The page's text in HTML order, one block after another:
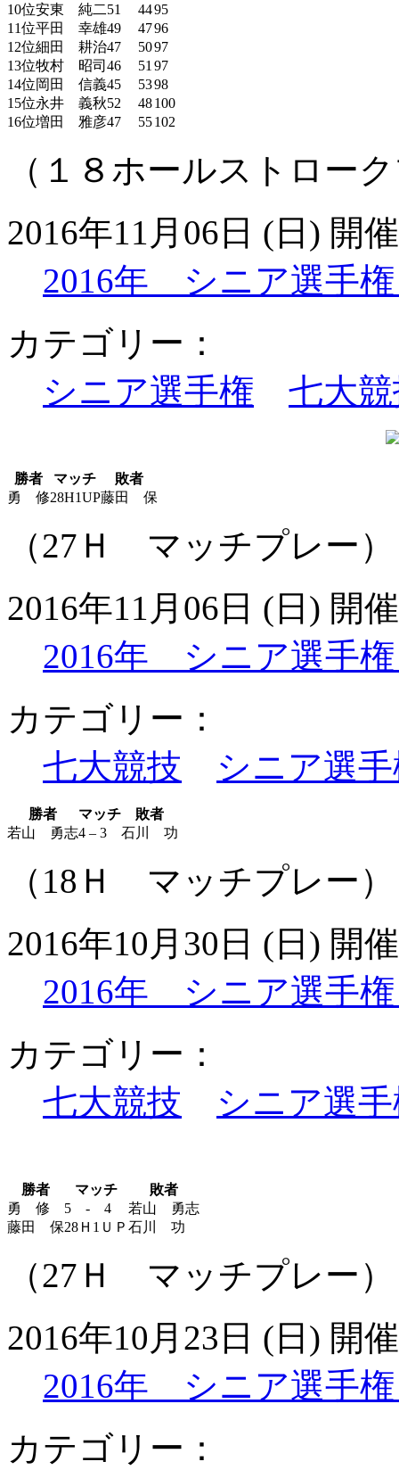
10位安東 純二51 4495
11位平田 幸雄49 4796
12位細田 耕治47 5097
13位牧村 昭司 46 51 97
14位岡田 信義45 5398
15位永井 義秋52 48100
16位増田 雅彦47 55102
（１８ホールストロ
2016年11月06日 (日) 開催
2016年 シニア選手
カテゴリー：
シニア選手権
七大
勝者 マッチ
敗者
勇 修28H1UP藤田 保
（27Ｈ マッチプレー）
2016年11月06日 (日) 開催
2016年 シニア選手権
カテゴリー：
七大競技
シニア選
勝者 マッチ
敗者
若山 勇志4 – 3 石川 功
（18Ｈ マッチプレー）
2016年10月30日 (日) 開催
2016年 シニア選手
カテゴリー：
七大競技
シニア選
勝者 マッチ
敗者
勇 修
5 - 4
若山 勇志
藤田 保28Ｈ1ＵＰ 石川 功
（27Ｈ マッチプレー）
2016年10月23日 (日) 開催
2016年 シニア選手
カテゴリー：